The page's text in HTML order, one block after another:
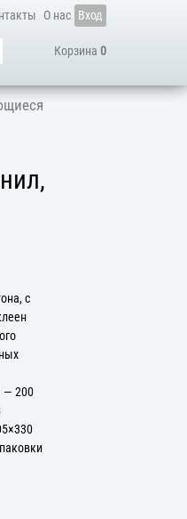
О нас Вход
Корзина 0
с
— 200